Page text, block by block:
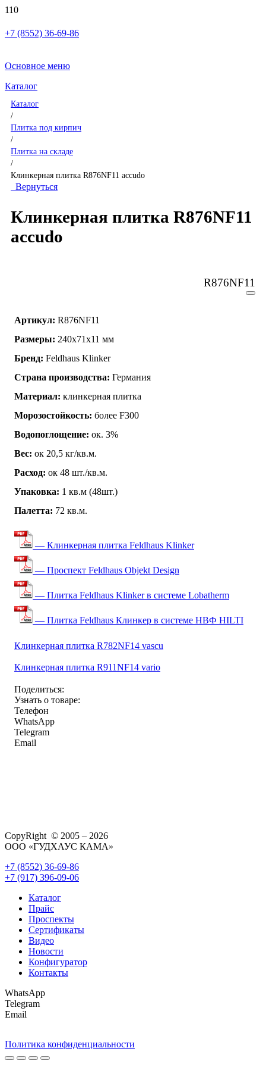
+7 (8552) 36-69-86
Основное меню
Каталог
Каталог
/
Плитка под кирпич
/
Плитка на складе
/
Клинкерная плитка R876NF11 accudo
Вернуться
Клинкерная плитка R876NF11
accudo
R876NF11
Артикул: R876NF11
Размеры: 240x71x11 мм
Бренд: Feldhaus Klinker
Страна производства: Германия
Материал: клинкерная плитка
Морозостойкость: более F300
Водопоглощение: ок. 3%
Вес: ок 20,5 кг/кв.м.
Расход: ок 48 шт./кв.м.
Упаковка: 1 кв.м (48шт.)
Палетта: 72 кв.м.
— Клинкерная плитка Feldhaus Klinker
— Проспект Feldhaus Objekt Design
— Плитка Feldhaus Klinker в системе Lobatherm
— Плитка Feldhaus Клинкер в системе НВФ HILTI
Клинкерная плитка R782NF14 vascu
Клинкерная плитка R911NF14 vario
Поделиться:
Узнать о товаре:
Телефон
WhatsApp
Telegram
Email
CopyRight © 2005 – 2026
ООО «ГУДХАУС КАМА»
+7 (8552) 36-69-86
+7 (917) 396-09-06
Каталог
Прайс
Проспекты
Сертификаты
Видео
Новости
Конфигуратор
Контакты
WhatsApp
Telegram
Email
Политика конфиденциальности